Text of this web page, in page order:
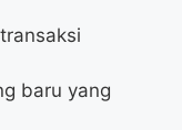
baru yang